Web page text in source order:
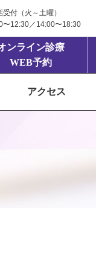
受付（火～土曜）
〜12:30／14:00〜18:30
ンライン診療
WEB予約
アクセス